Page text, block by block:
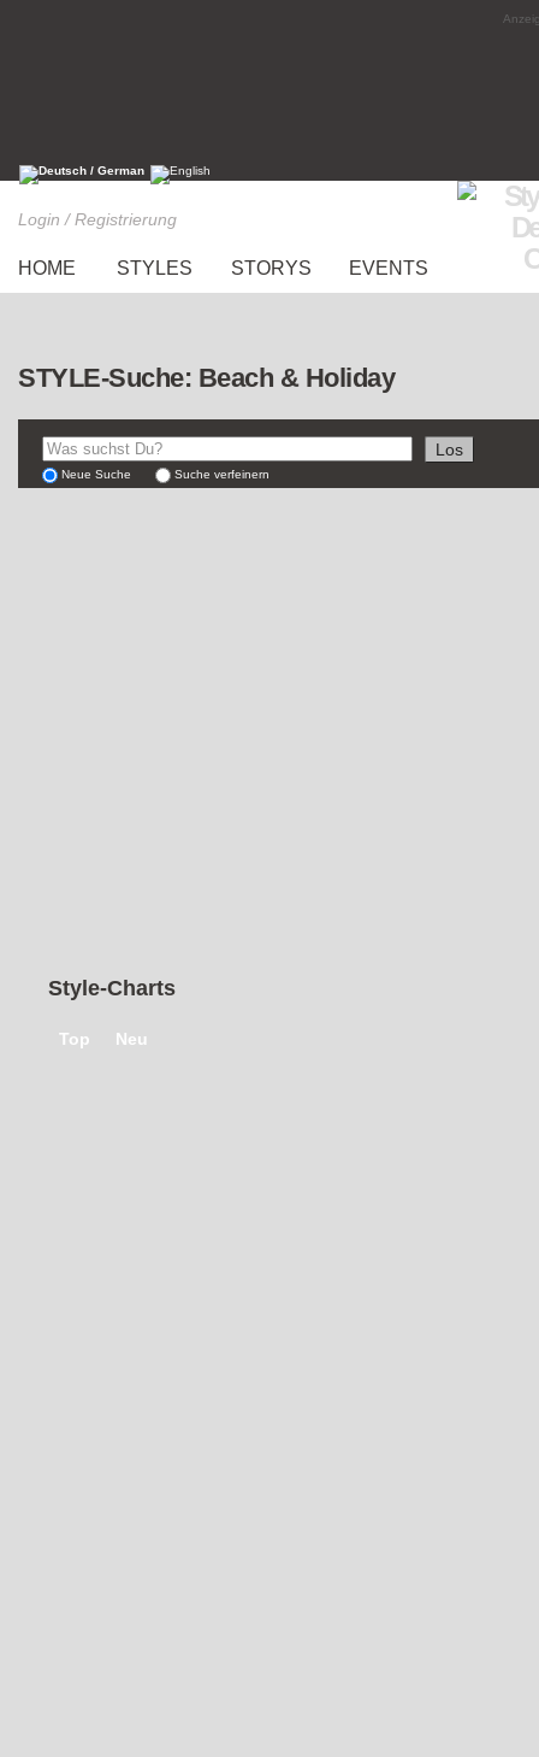
Login / Registrierung
HOME STYLES STORYS EVENTS
STYLE-Suche: Beach & Holiday
Neue Suche Suche verfeinern
Style-Charts
Top Neu